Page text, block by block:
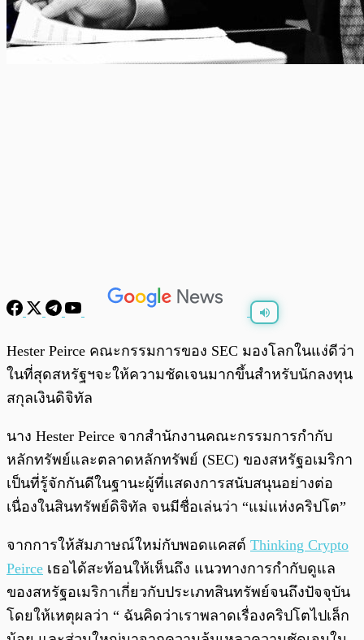
0:00 / 0:00
Hester Peirce คณะกรรมการของ SEC มองโลกในแง่ดีว่า
ในที่สุดสหรัฐฯจะให้ความชัดเจนมากขึ้นสำหรับนักลงทุน
สกุลเงินดิจิทัล
นาง Hester Peirce จากสำนักงานคณะกรรมการกำกับ
หลักทรัพย์และตลาดหลักทรัพย์ (SEC) ของสหรัฐอเมริกา
เป็นที่รู้จักกันดีในฐานะผู้ที่แสดงการสนับสนุนอย่างต่อ
เนื่องในสินทรัพย์ดิจิทัล จนมีชื่อเล่นว่า “แม่แห่งคริปโต”
จากการให้สัมภาษณ์ใหม่กับพอดแคสต์ Thinking Crypto
Peirce เธอได้สะท้อนให้เห็นถึง แนวทางการกำกับดูแล
ของสหรัฐอเมริกาเกี่ยวกับประเภทสินทรัพย์จนถึงปัจจุบัน
โดยให้เหตุผลว่า “ ฉันคิดว่าเราพลาดเรื่องคริปโตไปเล็ก